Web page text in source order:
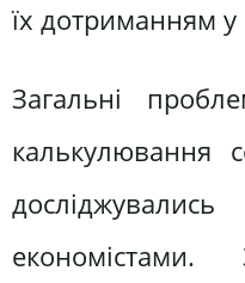
їх дотриманням у
Загальні
калькулювання